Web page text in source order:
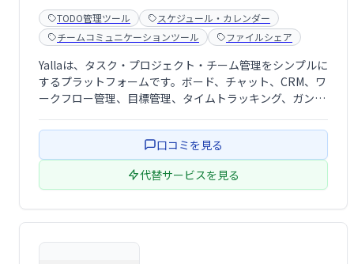
TODO管理ツール
スケジュール・カレンダー
チームコミュニケーションツール
ファイルシェア
Yallaは、タスク・プロジェクト・チーム管理をシンプルに
するプラットフォームです。ボード、チャット、CRM、ワ
ークフロー管理、目標管理、タイムトラッキング、ガント
ームの生産性向上と円滑な連携を実現します。
口コミを見る
代替サービスを見る